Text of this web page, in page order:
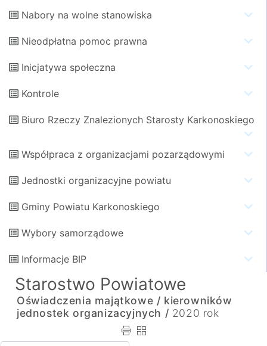
Nabory na wolne stanowiska
Nieodpłatna pomoc prawna
Inicjatywa społeczna
Kontrole
Biuro Rzeczy Znalezionych Starosty Karkonoskiego
Współpraca z organizacjami pozarządowymi
Jednostki organizacyjne powiatu
Gminy Powiatu Karkonoskiego
Wybory samorządowe
Informacje BIP
Starostwo Powiatowe
Oświadczenia majątkowe / kierowników
jednostek organizacyjnych / 2020 rok